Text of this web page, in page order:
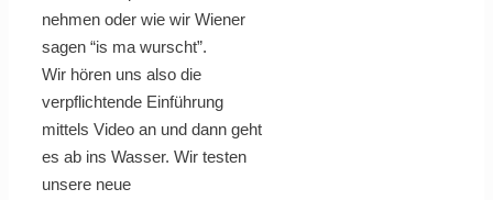
nehmen oder wie wir Wiener
sagen “is ma wurscht”.
Wir hören uns also die
verpflichtende Einführung
mittels Video an und dann geht
es ab ins Wasser. Wir testen
unsere neue